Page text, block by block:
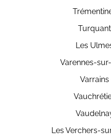
Les
Varennes-
Varrains
Les Verchers-